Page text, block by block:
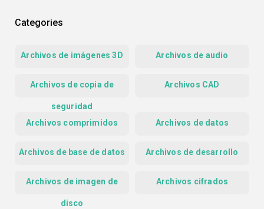
Categories
Archivos de imágenes 3D Archivos de audio
Archivos de copia de
seguridad
Archivos CAD
Archivos comprimidos Archivos de datos
Archivos de base de datos Archivos de desarrollo
Archivos de imagen de
disco
Archivos cifrados